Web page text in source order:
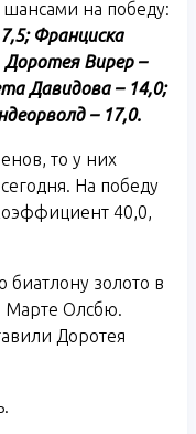
на победу:
Франциска
Вирер –
Давидова – 14,0;
– 17,0.
то у них
На победу
40,0,
золото в
Марте Олсбю.
Доротея